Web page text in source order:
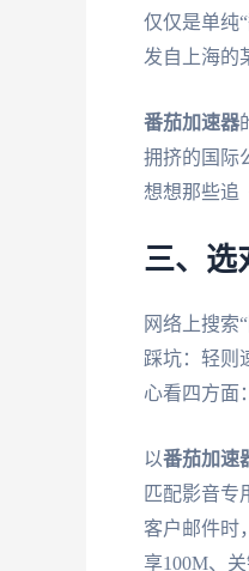
仅仅是单纯
发自上海的
番茄加速器
拥挤的国际
想想那些追
三、选
网络上搜索
踩坑：轻则
心看四方面
以番茄加速
匹配影音专
客户邮件时
享100M、